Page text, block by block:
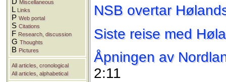
Miscellaneous
L Links
PWeb portal
SCitations
F Research, discussion
GThoughts
B Pictures
All articles, cronological
All articles, alphabetical
NSB overtar
Siste reise med
Åpningen av
2:11